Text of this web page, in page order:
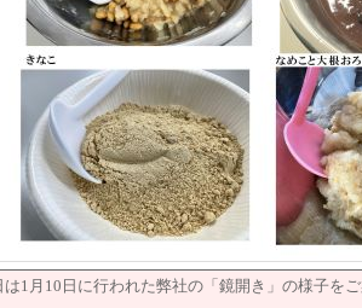
は1月10日に行われた弊社の「鏡開き」の様子を